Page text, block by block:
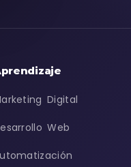
Digital
Web